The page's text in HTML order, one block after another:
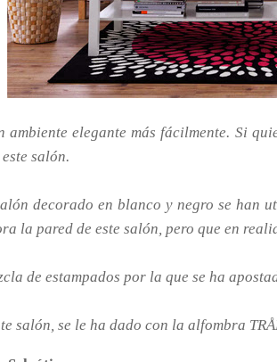
elegante más fácilmente. Si
salón.
decorado en blanco y negro se han
la pared de este salón, pero que en
de estampados por la que se ha
salón, se le ha dado con la alfombra